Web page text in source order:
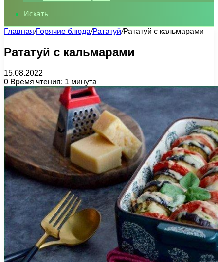
Искать
Главная/Горячие блюда/Рататуй/Рататуй с кальмарами
Рататуй с кальмарами
15.08.2022
0 Время чтения: 1 минута